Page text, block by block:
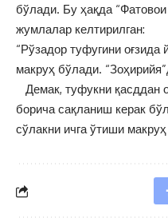
бўлади. Бу ҳақда
жумлалар келтирилган:
“Рўзадор туфугини
макруҳ бўлади.
Демак, туфукни қасддан
борича сақланиш керак
сўлакни ичга ўтиши